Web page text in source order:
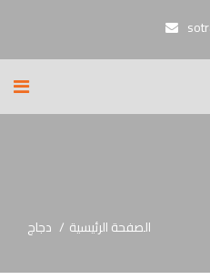
الصفحة الرئيسية دجاج